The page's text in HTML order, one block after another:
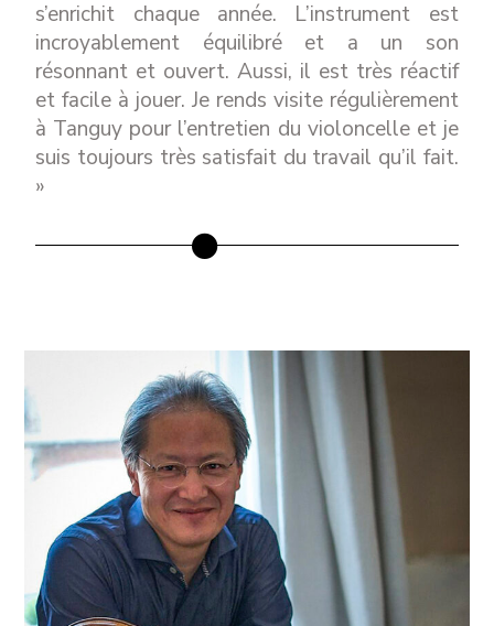
s’enrichit chaque année. L’instrument est
incroyablement équilibré et a un son
résonnant et ouvert. Aussi, il est très réactif
et facile à jouer. Je rends visite régulièrement
à Tanguy pour l’entretien du violoncelle et je
suis toujours très satisfait du travail qu’il fait.
»